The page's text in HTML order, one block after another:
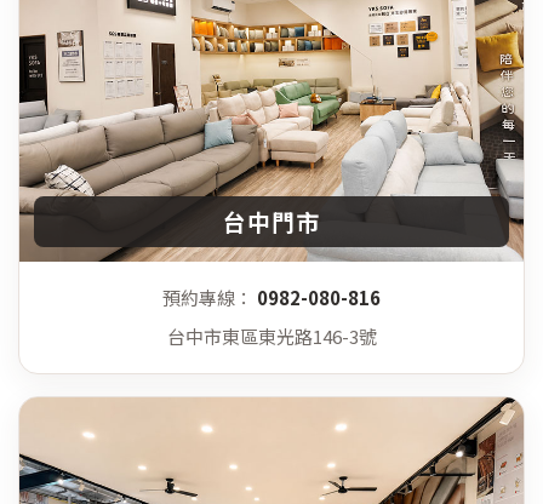
台中門市
預約專線： 0982-080-816
台中市東區東光路146-3號